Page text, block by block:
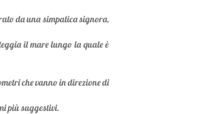
da una simpatica signora,
il mare lungo la quale è
che vanno in direzione di
più suggestivi.